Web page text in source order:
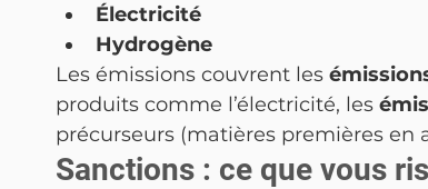
Électricité
Hydrogène
Les émissions couvrent les
produits comme l’électricité, les
précurseurs (matières premières en
Sanctions : ce que vous